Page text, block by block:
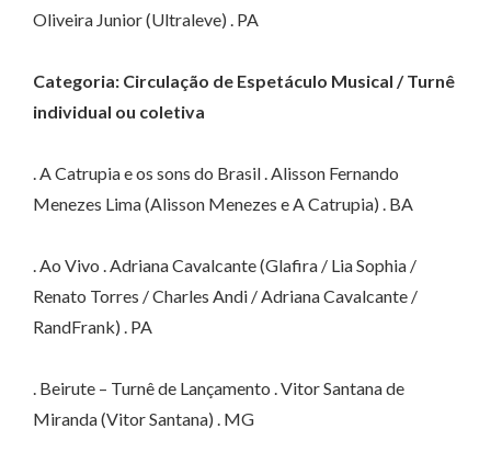
Oliveira Junior (Ultraleve) . PA
Categoria: Circulação de Espetáculo Musical / Turnê
individual ou coletiva
. A Catrupia e os sons do Brasil . Alisson Fernando
Menezes Lima (Alisson Menezes e A Catrupia) . BA
. Ao Vivo . Adriana Cavalcante (Glafira / Lia Sophia /
Renato Torres / Charles Andi / Adriana Cavalcante /
RandFrank) . PA
. Beirute – Turnê de Lançamento . Vitor Santana de
Miranda (Vitor Santana) . MG